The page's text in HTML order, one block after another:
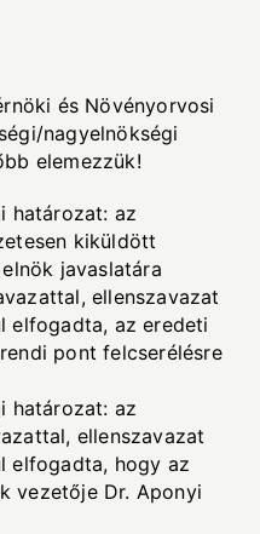
és Növényorvosi
nagyelnökségi
elemezzük!
határozat: az
kiküldött
javaslatára
ellenszavazat
elfogadta, az eredeti
pont felcserélésre
határozat: az
ellenszavazat
elfogadta, hogy az
vezetője Dr. Aponyi